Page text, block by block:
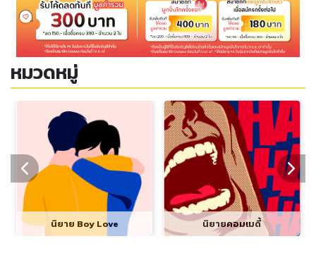
หมวดหมู่
นิยาย Boy Love นิยายคอมเมดี้